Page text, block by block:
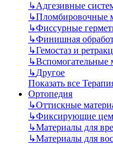
↳Адгезивные
↳Пломбировочные
↳Фиссурные
↳Финишная
↳Гемостаз и
↳Вспомогательные
↳Другое
Показать все
Ортопедия
↳Оттискные
↳Фиксирующие
↳Материалы для
↳Материалы для